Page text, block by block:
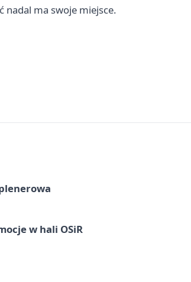
nadal ma swoje miejsce.
w hali OSiR